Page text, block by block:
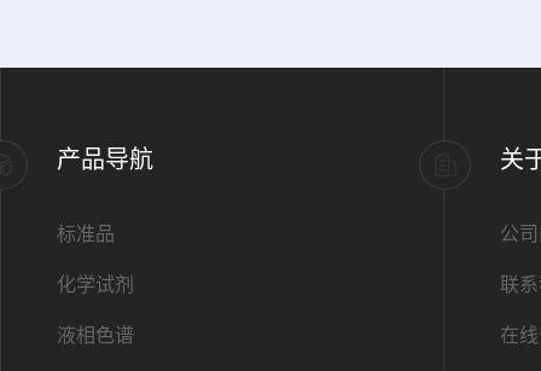
产品导航
标准品
化学试剂
液相色谱
关
公
联
在